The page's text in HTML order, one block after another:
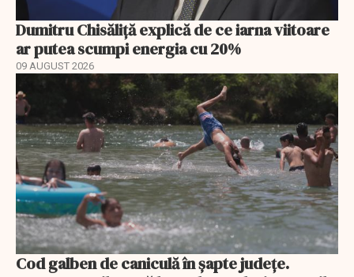
Dumitru Chisăliță explică de ce iarna viitoare
ar putea scumpi energia cu 20%
09 AUGUST 2026
Cod galben de caniculă în șapte județe.